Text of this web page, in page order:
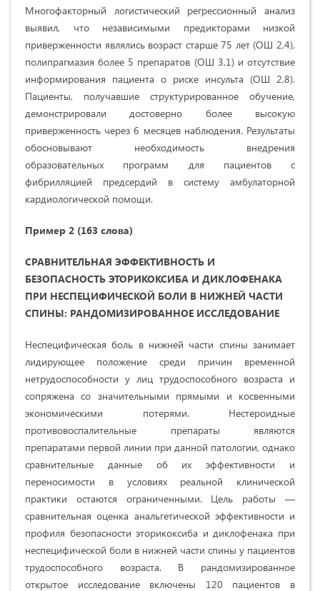
Многофакторный логистический регрессионный анализ
выявил, что независимыми предикторами низкой
приверженности являлись возраст старше 75 лет (ОШ 2,4),
полипрагмазия более 5 препаратов (ОШ 3,1) и отсутствие
информирования пациента о риске инсульта (ОШ 2,8).
Пациенты, получавшие структурированное обучение,
демонстрировали достоверно более высокую
приверженность через 6 месяцев наблюдения. Результаты
обосновывают необходимость внедрения
образовательных программ для пациентов с
фибрилляцией предсердий в систему амбулаторной
кардиологической помощи.
Пример 2 (163 слова)
СРАВНИТЕЛЬНАЯ ЭФФЕКТИВНОСТЬ И
БЕЗОПАСНОСТЬ ЭТОРИКОКСИБА И ДИКЛОФЕНАКА
ПРИ НЕСПЕЦИФИЧЕСКОЙ БОЛИ В НИЖНЕЙ ЧАСТИ
СПИНЫ: РАНДОМИЗИРОВАННОЕ ИССЛЕДОВАНИЕ
Неспецифическая боль в нижней части спины занимает
лидирующее положение среди причин временной
нетрудоспособности у лиц трудоспособного возраста и
сопряжена со значительными прямыми и косвенными
экономическими потерями. Нестероидные
противовоспалительные препараты являются
препаратами первой линии при данной патологии, однако
сравнительные данные об их эффективности и
переносимости в условиях реальной клинической
практики остаются ограниченными. Цель работы —
сравнительная оценка анальгетической эффективности и
профиля безопасности эторикоксиба и диклофенака при
неспецифической боли в нижней части спины у пациентов
трудоспособного возраста. В рандомизированное
открытое исследование включены 120 пациентов в